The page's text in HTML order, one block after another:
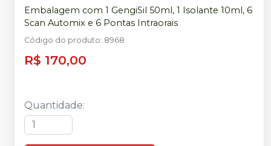
Embalagem com 1 GengiSil 50ml, 1 Isolante 10ml, 6
Scan Automix e 6 Pontas Intraorais
Código do produto: 8968
R$ 170,00
Quantidade: